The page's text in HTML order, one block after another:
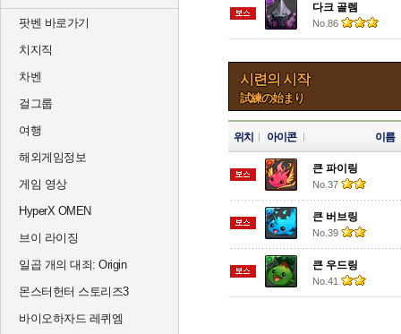
팟벤 바로가기
치지직
차벤
걸그룹
여행
해외게임정보
게임 영상
HyperX OMEN
브이 라이징
일곱 개의 대죄: Origin
몬스터헌터 스토리즈3
바이오하자드 레퀴엠
다크 골렘
No.86
시련의 시작
試練の始まり
위치 아이콘 이름
큰 파이링
No.37
큰 버브링
No.39
큰 우드링
No.41